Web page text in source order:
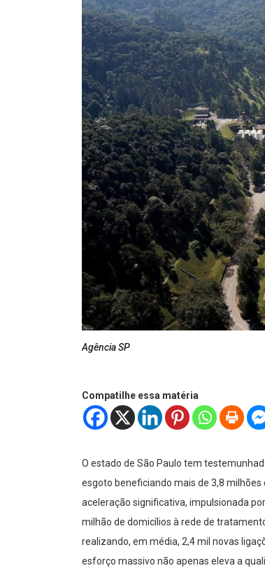
Agência SP
Compatilhe essa matéria
O estado de São Paulo tem
esgoto beneficiando mais de 3,8
aceleração significativa, impulsionada
milhão de domicílios à rede de
realizando, em média, 2,4 mil novas
esforço massivo não apenas eleva a